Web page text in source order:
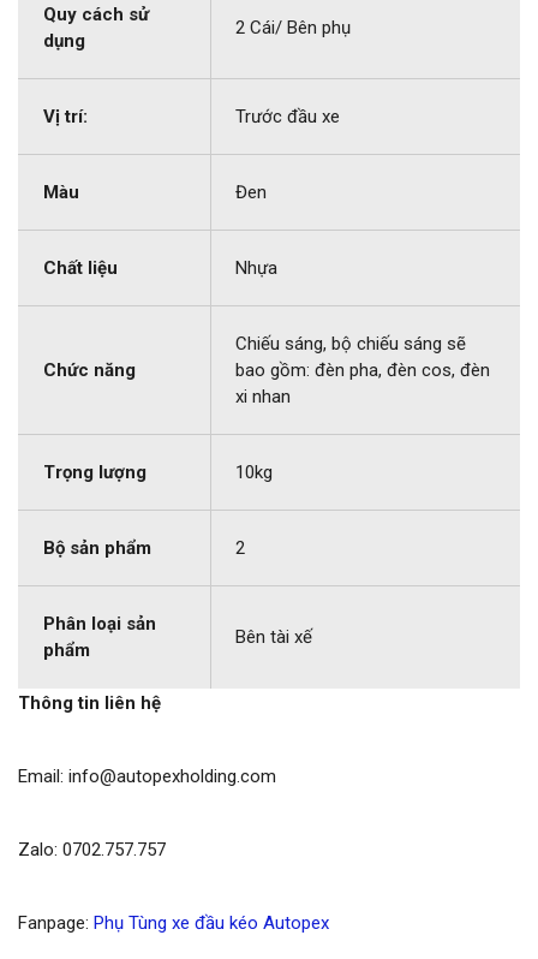
Quy cách sử
dụng
2 Cái/ Bên phụ
Vị trí: Trước đầu xe
Màu Đen
Chất liệu Nhựa
Chức năng
Chiếu sáng, bộ chiếu sáng sẽ
bao gồm: đèn pha, đèn cos, đèn
xi nhan
Trọng lượng 10kg
Bộ sản phẩm 2
Phân loại sản
phẩm
Bên tài xế
Thông tin liên hệ
Email: info@autopexholding.com
Zalo: 0702.757.757
Fanpage: Phụ Tùng xe đầu kéo Autopex